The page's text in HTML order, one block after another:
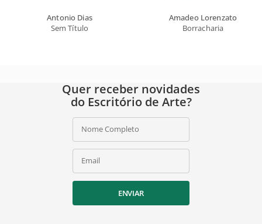
Antonio Dias
Sem Título
Amadeo Lorenzato
Borracharia
Quer receber novidades
do Escritório de Arte?
Nome Completo
Email
ENVIAR